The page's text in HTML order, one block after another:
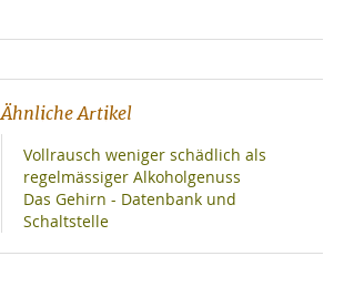
Ähnliche Artikel
Vollrausch weniger schädlich als
regelmässiger Alkoholgenuss
Das Gehirn - Datenbank und
Schaltstelle